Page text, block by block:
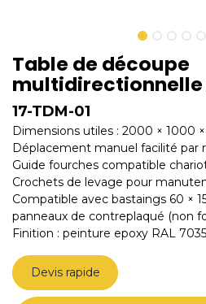
Table de découpe
multidirectionnelle
17-TDM-01
Dimensions utiles : 2000 × 1000
Déplacement manuel facilité par
Guide fourches compatible
Crochets de levage pour
Compatible avec bastaings 60 ×
panneaux de contreplaqué (non
Finition : peinture epoxy RAL 7035
Devis rapide